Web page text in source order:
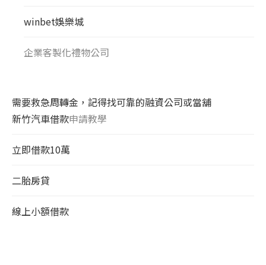
winbet娛樂城
企業客製化禮物公司
需要救急周轉金，記得找可靠的融資公司或當舖
新竹汽車借款申請教學
立即借款10萬
二胎房貸
線上小額借款